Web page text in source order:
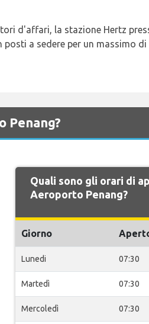
d'affari, la stazione Hertz
a sedere per un massimo
Penang?
Quali sono gli orari di
Aeroporto Penang?
Giorno
Lunedi 07:30
Martedì 07:30
Mercoledì 07:30